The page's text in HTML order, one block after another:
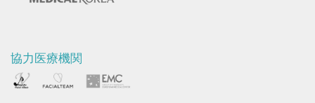
協力医療機関